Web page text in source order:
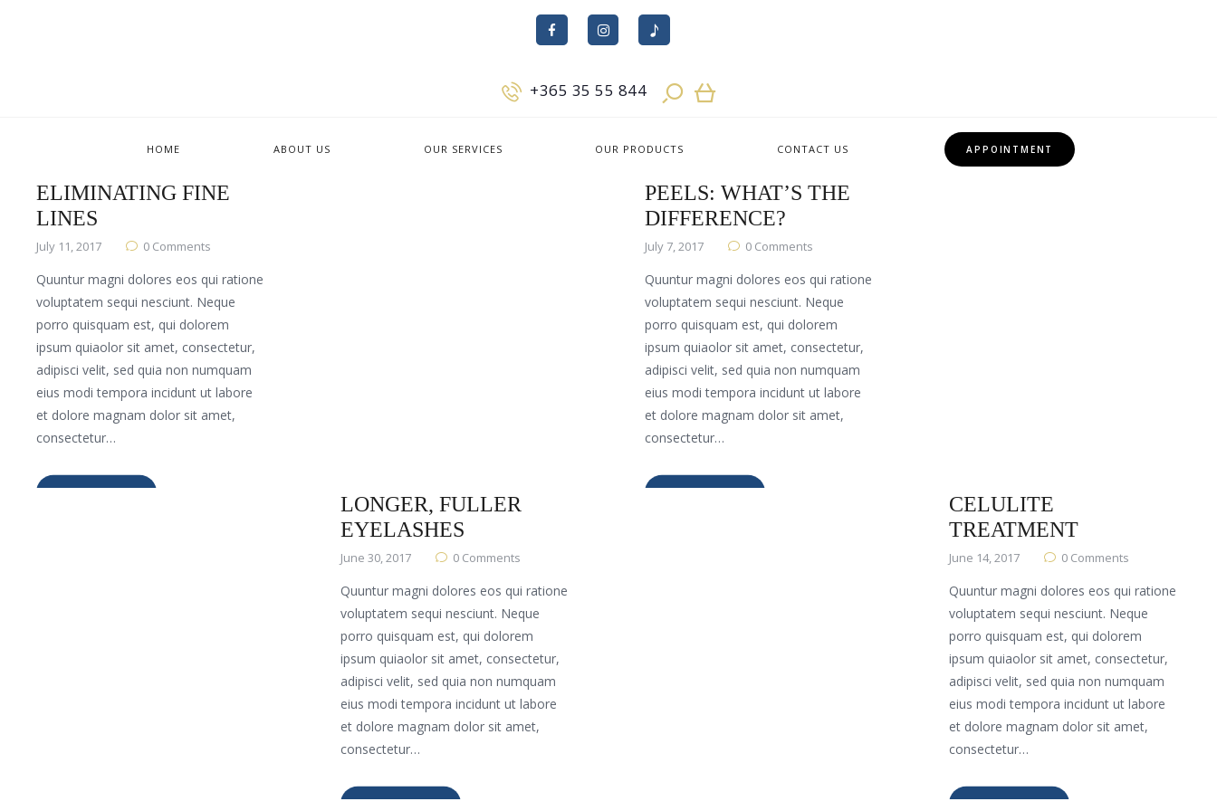
+365 35 55 844
HOME ABOUT US OUR SERVICES OUR PRODUCTS CONTACT US APPOINTMENT
ELIMINATING FINE
LINES
July 11, 2017 0 Comments
Quuntur magni dolores eos qui ratione
voluptatem sequi nesciunt. Neque
porro quisquam est, qui dolorem
ipsum quiaolor sit amet, consectetur,
adipisci velit, sed quia non numquam
eius modi tempora incidunt ut labore
et dolore magnam dolor sit amet,
consectetur…
READ MORE
PEELS: WHAT’S THE
DIFFERENCE?
July 7, 2017 0 Comments
Quuntur magni dolores eos qui ratione
voluptatem sequi nesciunt. Neque
porro quisquam est, qui dolorem
ipsum quiaolor sit amet, consectetur,
adipisci velit, sed quia non numquam
eius modi tempora incidunt ut labore
et dolore magnam dolor sit amet,
consectetur…
READ MORE
LONGER, FULLER
EYELASHES
June 30, 2017 0 Comments
Quuntur magni dolores eos qui ratione
voluptatem sequi nesciunt. Neque
porro quisquam est, qui dolorem
ipsum quiaolor sit amet, consectetur,
adipisci velit, sed quia non numquam
eius modi tempora incidunt ut labore
et dolore magnam dolor sit amet,
consectetur…
READ MORE
CELULITE
TREATMENT
June 14, 2017 0 Comments
Quuntur magni dolores eos qui ratione
voluptatem sequi nesciunt. Neque
porro quisquam est, qui dolorem
ipsum quiaolor sit amet, consectetur,
adipisci velit, sed quia non numquam
eius modi tempora incidunt ut labore
et dolore magnam dolor sit amet,
consectetur…
READ MORE